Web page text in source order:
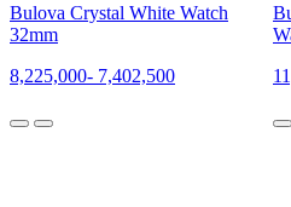
Bulova Crystal White Watch
32mm
8,225,000- 7,402,500